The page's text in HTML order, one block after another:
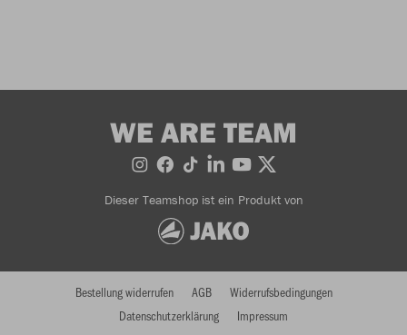
WE ARE TEAM
Dieser Teamshop ist ein Produkt von
Bestellung widerrufen AGB
Widerrufsbedingungen
Datenschutzerklärung
Impressum